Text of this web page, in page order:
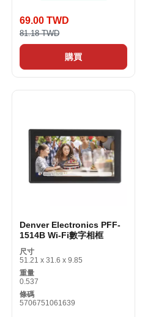
69.00 TWD
81.18 TWD
購買
Denver Electronics PFF-
1514B Wi-Fi數字相框
尺寸
51.21 x 31.6 x 9.85
重量
0.537
條碼
5706751061639